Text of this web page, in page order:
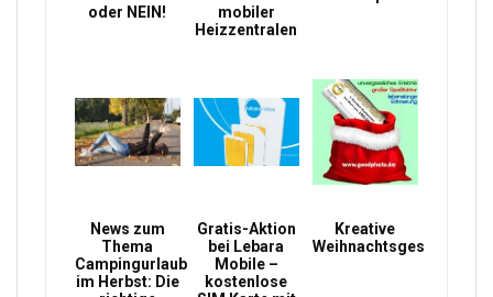
oder NEIN!
mobiler
Heizzentralen
News zum
Thema
Campingurlaub
im Herbst: Die
Gratis-Aktion
bei Lebara
Mobile –
kostenlose
Kreative
Weihnachtsgeschenke